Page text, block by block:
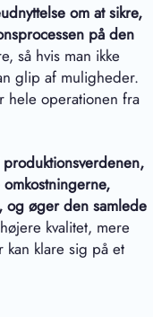
om at sikre,
på den
så hvis man ikke
glip af muligheder.
hele operationen fra
og øger den samlede
kvalitet, mere
klare sig på et